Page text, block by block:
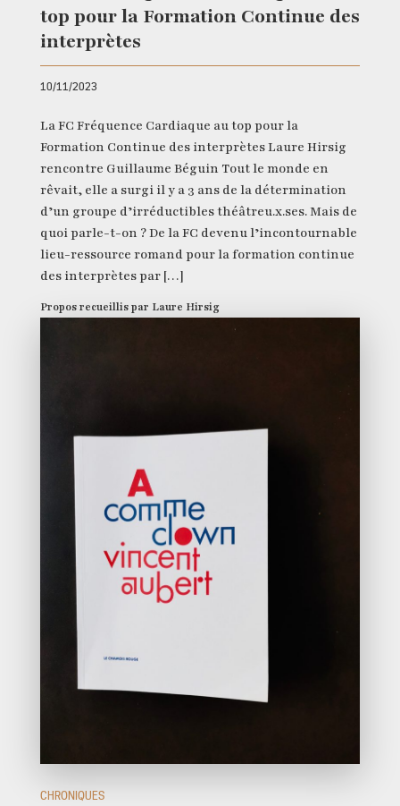
top pour la Formation Continue des
interprètes
10/11/2023
La FC Fréquence Cardiaque au top pour la
Formation Continue des interprètes Laure Hirsig
rencontre Guillaume Béguin Tout le monde en
rêvait, elle a surgi il y a 3 ans de la détermination
d’un groupe d’irréductibles théâtreu.x.ses. Mais de
quoi parle-t-on ? De la FC devenu l’incontournable
lieu-ressource romand pour la formation continue
des interprètes par […]
Propos recueillis par Laure Hirsig
CHRONIQUES